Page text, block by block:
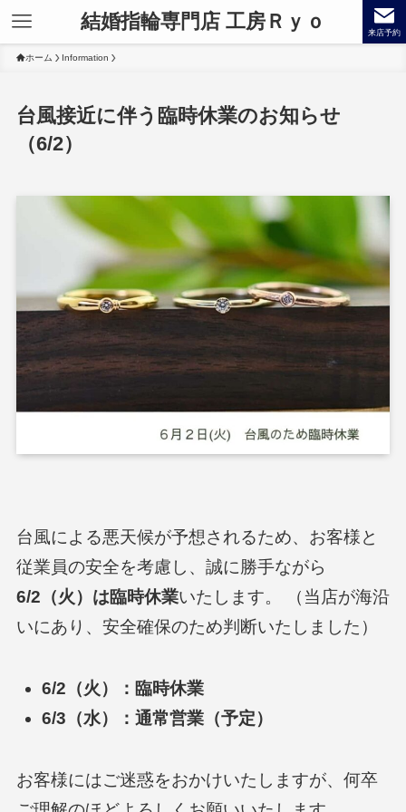
結婚指輪専門店 工房Ｒｙｏ 来店予約
ホーム Information
台風接近に伴う臨時休業のお知らせ
（6/2）
台風による悪天候が予想されるため、お客様と
従業員の安全を考慮し、誠に勝手ながら
6/2（火）は臨時休業いたします。 （当店が海沿
いにあり、安全確保のため判断いたしました）
6/2（火）：臨時休業
6/3（水）：通常営業（予定）
お客様にはご迷惑をおかけいたしますが、何卒